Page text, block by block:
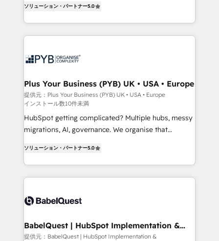
nurturing sequences. - Cross-hub setup across
Marketing, Sales, Operations, and Service Hubs. -
Ongoing optimization, managed support, and
powerful growth engine. Built to convert, scale, and
paid media, content marketing, AEO and GEO (AI
search optimisation), and HubSpot Content Hub and
WordPress development. We work with enterprise
professional services, financial services and
Town, Dubai & London. 500+ HubSpot CRM
implementations delivered. AI visibility coverage
across ChatGPT, Claude, Perplexity, Gemini and
Google AI Overviews. HubSpot Impact Award -
Customer First HubSpot Impact Award - Integrations
Migration Excellence HubSpot Impact Award -
Platform Excellence 40+ full-time HubSpot
professionals. 100s of certifications and
ソリューション・パートナー5.0
Plus Your Business (PYB) UK • USA • Europe
提供元：Plus Your Business (PYB) UK • USA • Europe
インストール数10件未満
HubSpot getting complicated? Multiple hubs, messy
migrations, AI, governance. We organise that
Welcome to our Profile! We help with: • CRM
implementation, reports, workflows, and team
training • CRM migration from Salesforce, Pipedrive,
custom API integrations • AI governance for
Boutique 'Elite' team of 12 • 150+ clients across Sales
Hub, Marketing Hub, Service Hub, Data Hub and
ソリューション・パートナー5.0
BabelQuest | HubSpot Implementation &
Consultancy
提供元：BabelQuest | HubSpot Implementation &